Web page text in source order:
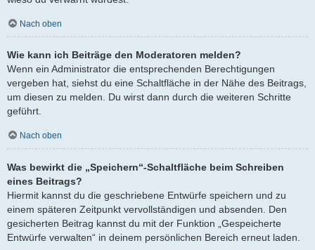
Nach oben
Wie kann ich Beiträge den Moderatoren melden?
Wenn ein Administrator die entsprechenden Berechtigungen
vergeben hat, siehst du eine Schaltfläche in der Nähe des Beitrags,
um diesen zu melden. Du wirst dann durch die weiteren Schritte
geführt.
Nach oben
Was bewirkt die „Speichern“-Schaltfläche beim Schreiben
eines Beitrags?
Hiermit kannst du die geschriebene Entwürfe speichern und zu
einem späteren Zeitpunkt vervollständigen und absenden. Den
gesicherten Beitrag kannst du mit der Funktion „Gespeicherte
Entwürfe verwalten“ in deinem persönlichen Bereich erneut laden.